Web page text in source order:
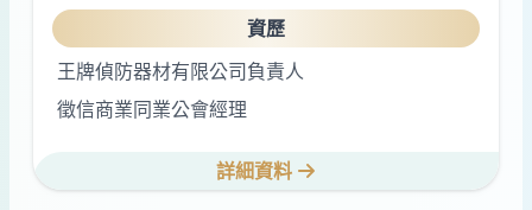
資歷
王牌偵防器材有限公司負責人
徵信商業同業公會經理
詳細資料